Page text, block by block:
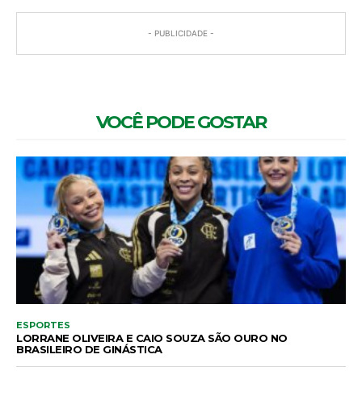
- PUBLICIDADE -
VOCÊ PODE GOSTAR
ESPORTES
LORRANE OLIVEIRA E CAIO SOUZA SÃO OURO NO
BRASILEIRO DE GINÁSTICA